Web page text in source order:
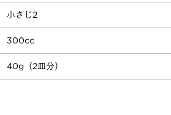
小さじ2
300cc
40g（2皿分）